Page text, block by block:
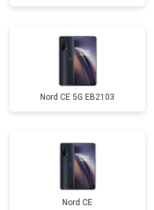
Nord CE 5G EB2103
Nord CE